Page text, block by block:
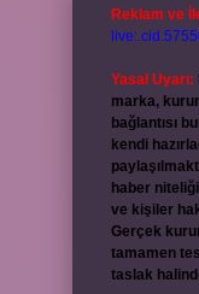
Reklam ve
Yasal Uyarı:
marka,
bağlantısı
kendi
haber
ve kişiler
Gerçek
tamamen
taslak